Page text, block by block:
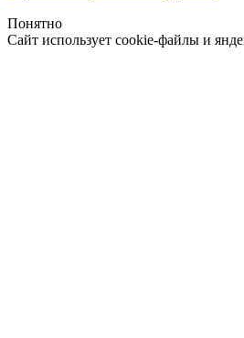
Понятно
Сайт использует cookie-файлы и